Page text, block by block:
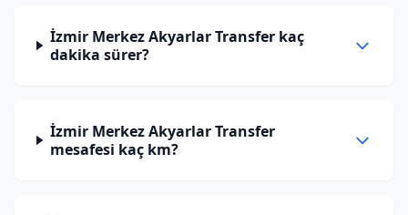
İzmir Merkez Akyarlar Transfer kaç
dakika sürer?
İzmir Merkez Akyarlar Transfer
mesafesi kaç km?